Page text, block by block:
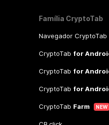
Família CryptoTab
Navegador CryptoTab
CryptoTab for
CryptoTab for
CryptoTab for
CryptoTab Farm NEW